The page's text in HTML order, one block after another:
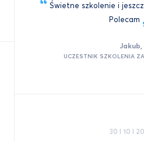
Świetne szkolenie i
Polecam
Jakub,
UCZESTNIK SZKOLENIA
30 I 10 I